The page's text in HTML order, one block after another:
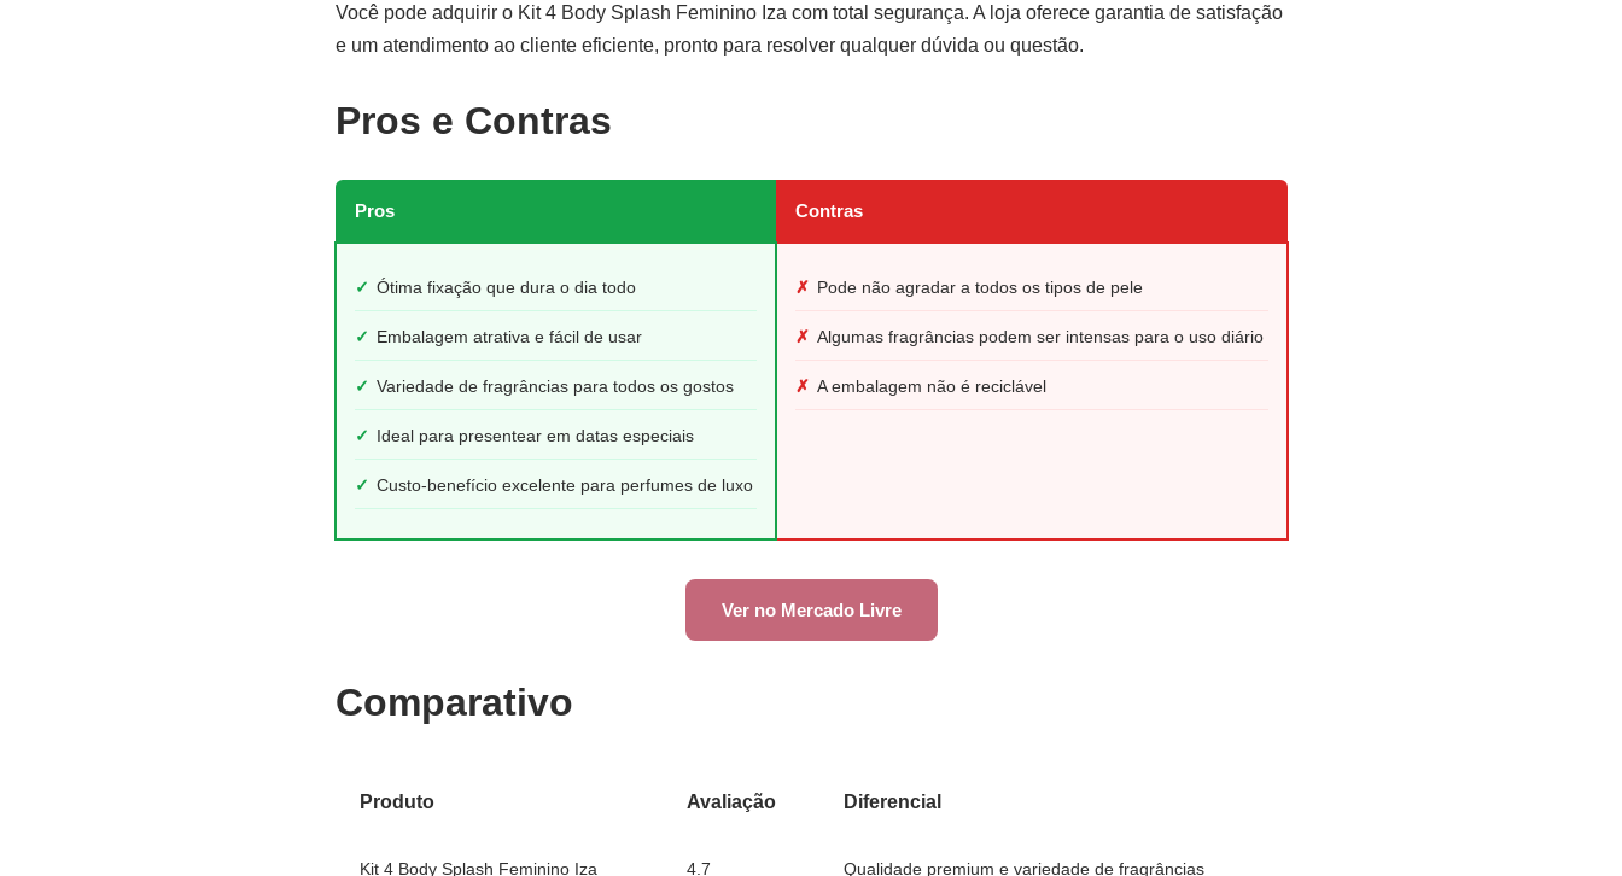
Você pode adquirir o Kit 4 Body Splash Feminino Iza com total segurança. A loja oferece garantia de satisfação
e um atendimento ao cliente eficiente, pronto para resolver qualquer dúvida ou questão.
Pros e Contras
Pros Contras
✓ Ótima fixação que dura o dia todo
✓ Embalagem atrativa e fácil de usar
✓ Variedade de fragrâncias para todos os gostos
✓ Ideal para presentear em datas especiais
✓ Custo-benefício excelente para perfumes de luxo
✗ Pode não agradar a todos os tipos de pele
✗ Algumas fragrâncias podem ser intensas para o uso diário
✗ A embalagem não é reciclável
Ver no Mercado Livre
Comparativo
Produto Avaliação Diferencial
Kit 4 Body Splash Feminino Iza 4.7 Qualidade premium e variedade de fragrâncias